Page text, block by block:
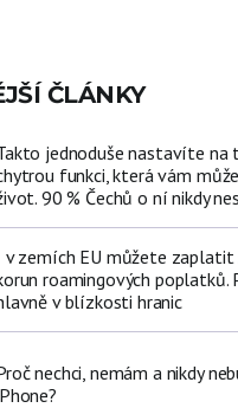
ČLÁNKY
jednoduše nastavíte na
funkci, která vám
90 % Čechů o ní nikdy
v zemích EU můžete
roamingových poplatků.
v blízkosti hranic
nechci, nemám a nikdy